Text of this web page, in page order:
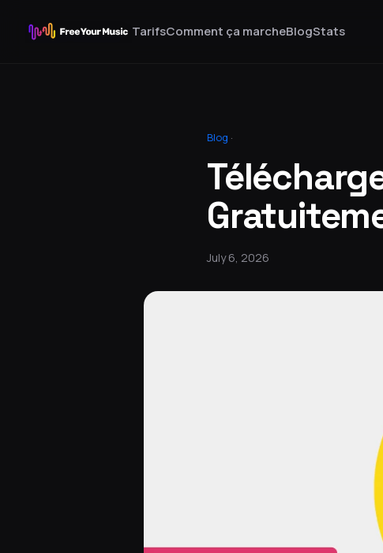
TarifsComment ça marcheBlogStats
Blog ·
July 6, 2026